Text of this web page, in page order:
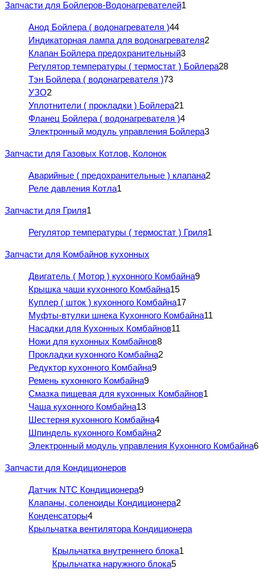
Запчасти для Бойлеров-Водонагревателей1
Анод Бойлера ( водонагревателя )44
Индикаторная лампа для водонагревателя2
Клапан Бойлера предохранительный3
Регулятор температуры ( термостат ) Бойлера28
Тэн Бойлера ( водонагревателя )73
УЗО2
Уплотнители ( прокладки ) Бойлера21
Фланец Бойлера ( водонагревателя )4
Электронный модуль управления Бойлера3
Запчасти для Газовых Котлов, Колонок
Аварийные ( предохранительные ) клапана2
Реле давления Котла1
Запчасти для Гриля1
Регулятор температуры ( термостат ) Гриля1
Запчасти для Комбайнов кухонных
Двигатель ( Мотор ) кухонного Комбайна9
Крышка чаши кухонного Комбайна15
Куплер ( шток ) кухонного Комбайна17
Муфты-втулки шнека Кухонного Комбайна11
Насадки для Кухонных Комбайнов11
Ножи для кухонных Комбайнов8
Прокладки кухонного Комбайна2
Редуктор кухонного Комбайна9
Ремень кухонного Комбайна9
Смазка пищевая для кухонных Комбайнов1
Чаша кухонного Комбайна13
Шестерня кухонного Комбайна4
Шпиндель кухонного Комбайна2
Электронный модуль управления Кухонного Комбайна6
Запчасти для Кондиционеров
Датчик NTC Кондиционера9
Клапаны, соленоиды Кондиционера2
Конденсаторы4
Крыльчатка вентилятора Кондиционера
Крыльчатка внутреннего блока1
Крыльчатка наружного блока5